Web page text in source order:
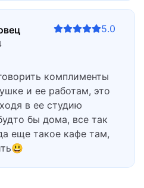
5.0
комплименты
и ее работам, это
в ее студию
бы дома, все так
еще такое кафе там,